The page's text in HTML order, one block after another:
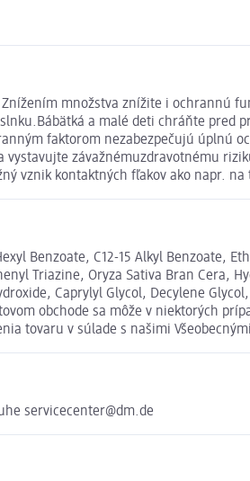
množstva znížite i ochrannú
a malé deti chráňte
faktorom nezabezpečujú úplnú
závažnémuzdravotnému
vznik kontaktných fľakov ako napr.
Benzoate, C12-15 Alkyl Benzoate,
Triazine, Oryza Sativa Bran Cera,
Caprylyl Glycol, Decylene
obchode sa môže v niektorých
tovaru v súlade s našimi
servicecenter@dm.de